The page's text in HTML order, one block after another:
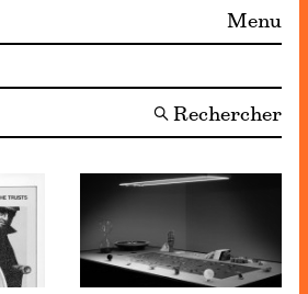
Menu
🔍 Rechercher